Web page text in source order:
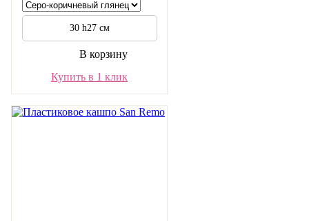
30 h27 см
В корзину
Купить в 1 клик